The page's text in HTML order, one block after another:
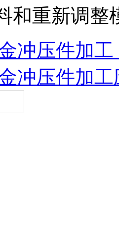
和重新调整
冲压件加
冲压件加工